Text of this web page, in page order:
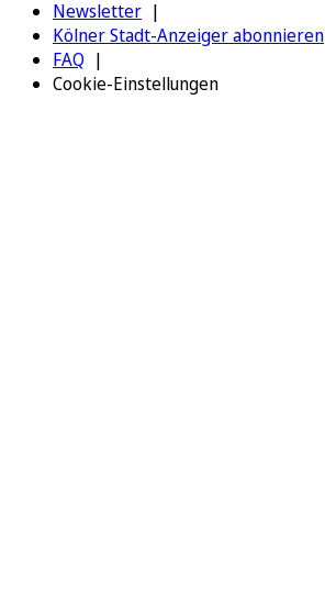
Newsletter
Kölner Stadt-Anzeiger abonnieren
FAQ
Cookie-Einstellungen